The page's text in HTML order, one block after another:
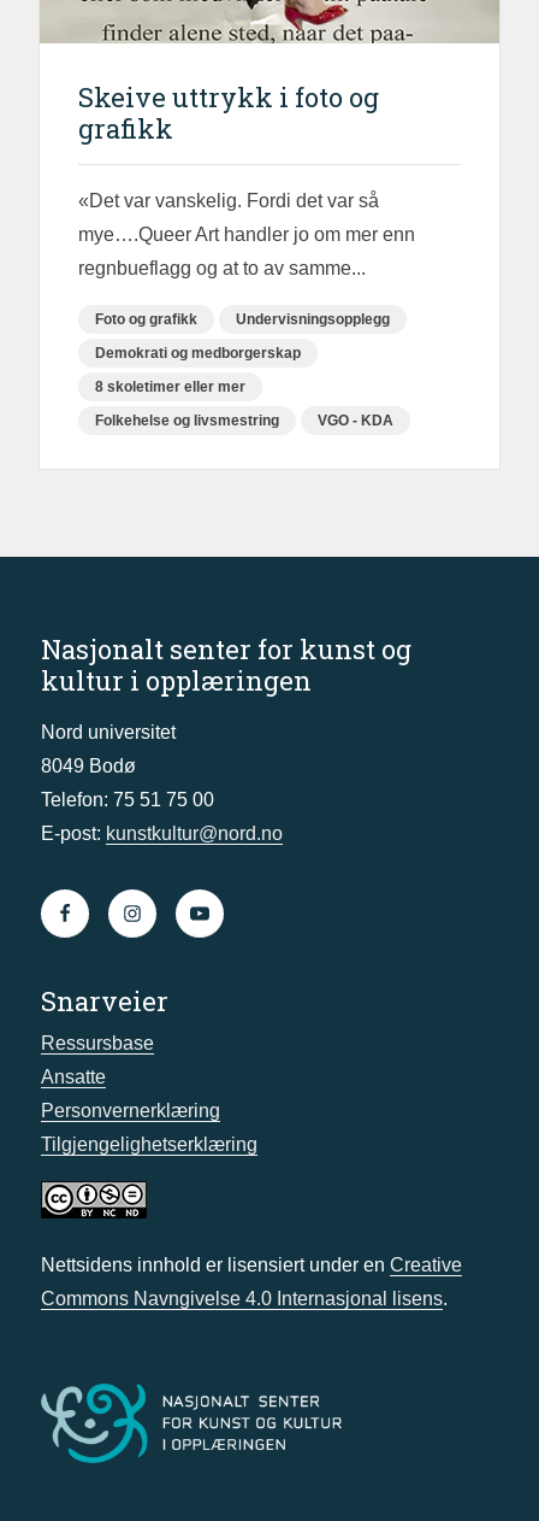
Skeive uttrykk i foto og
grafikk
«Det var vanskelig. Fordi det var så
mye….Queer Art handler jo om mer enn
regnbueflagg og at to av samme...
Foto og grafikk
Undervisningsopplegg
Demokrati og medborgerskap
8 skoletimer eller mer
Folkehelse og livsmestring
VGO - KDA
Nasjonalt senter for kunst og
kultur i opplæringen
Nord universitet
8049 Bodø
Telefon: 75 51 75 00
E-post: kunstkultur@nord.no
Snarveier
Ressursbase
Ansatte
Personvernerklæring
Tilgjengelighetserklæring
Nettsidens innhold er lisensiert under en Creative
Commons Navngivelse 4.0 Internasjonal lisens.